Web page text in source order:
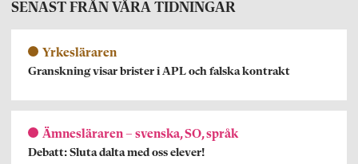
SENAST FRÅN VÅRA TIDNINGAR
Yrkesläraren
Granskning visar brister i APL och falska kontrakt
Ämnesläraren – svenska, SO, språk
Debatt: Sluta dalta med oss elever!